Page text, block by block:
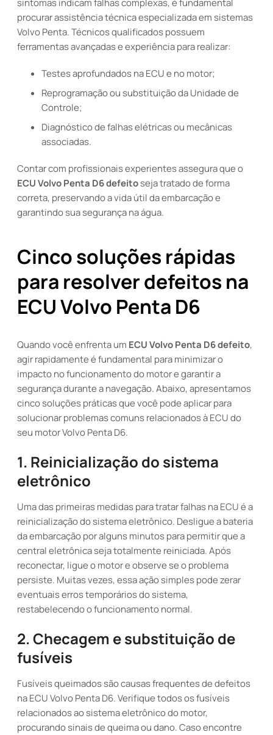
sintomas indicam falhas complexas, é fundamental
procurar assistência técnica especializada em sistemas
Volvo Penta. Técnicos qualificados possuem
ferramentas avançadas e experiência para realizar:
Testes aprofundados na ECU e no motor;
Reprogramação ou substituição da Unidade de
Controle;
Diagnóstico de falhas elétricas ou mecânicas
associadas.
Contar com profissionais experientes assegura que o
ECU Volvo Penta D6 defeitoseja tratado de forma
correta, preservando a vida útil da embarcação e
garantindo sua segurança na água.
Cinco soluções rápidas
para resolver defeitos na
ECU Volvo Penta D6
Quando você enfrenta um ECU Volvo Penta D6 defeito,
agir rapidamente é fundamental para minimizar o
impacto no funcionamento do motor e garantir a
segurança durante a navegação. Abaixo, apresentamos
cinco soluções práticas que você pode aplicar para
solucionar problemas comuns relacionados à ECU do
seu motor Volvo Penta D6.
1. Reinicialização do sistema
eletrônico
Uma das primeiras medidas para tratar falhas na ECU é a
reinicialização do sistema eletrônico. Desligue a bateria
da embarcação por alguns minutos para permitir que a
central eletrônica seja totalmente reiniciada. Após
reconectar, ligue o motor e observe se o problema
persiste. Muitas vezes, essa ação simples pode zerar
eventuais erros temporários do sistema,
restabelecendo o funcionamento normal.
2. Checagem e substituição de
fusíveis
Fusíveis queimados são causas frequentes de defeitos
na ECU Volvo Penta D6. Verifique todos os fusíveis
relacionados ao sistema eletrônico do motor,
procurando sinais de queima ou dano. Caso encontre